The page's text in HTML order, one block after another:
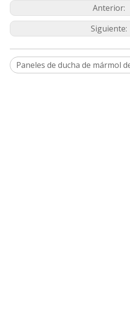
Anterior:
Siguiente:
Paneles de ducha de mármol